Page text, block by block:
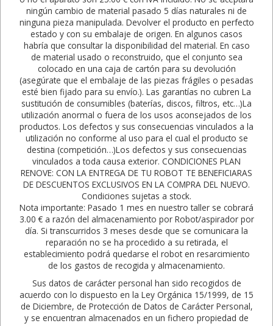
ningún cambio de material pasado 5 días naturales ni de
ninguna pieza manipulada. Devolver el producto en perfecto
estado y con su embalaje de origen. En algunos casos
habría que consultar la disponibilidad del material. En caso
de material usado o reconstruido, que el conjunto sea
colocado en una caja de cartón para su devolución
(asegúrate que el embalaje de las piezas frágiles o pesadas
esté bien fijado para su envío.). Las garantías no cubren La
sustitución de consumibles (baterías, discos, filtros, etc…)La
utilización anormal o fuera de los usos aconsejados de los
productos. Los defectos y sus consecuencias vinculados a la
utilización no conforme al uso para el cual el producto se
destina (competición…)Los defectos y sus consecuencias
vinculados a toda causa exterior. CONDICIONES PLAN
RENOVE: CON LA ENTREGA DE TU ROBOT TE BENEFICIARAS
DE DESCUENTOS EXCLUSIVOS EN LA COMPRA DEL NUEVO.
Condiciones sujetas a stock.
Nota importante: Pasado 1 mes en nuestro taller se cobrará
3.00 € a razón del almacenamiento por Robot/aspirador por
día. Si transcurridos 3 meses desde que se comunicara la
reparación no se ha procedido a su retirada, el
establecimiento podrá quedarse el robot en resarcimiento
de los gastos de recogida y almacenamiento.
Sus datos de carácter personal han sido recogidos de
acuerdo con lo dispuesto en la Ley Orgánica 15/1999, de 15
de Diciembre, de Protección de Datos de Carácter Personal,
y se encuentran almacenados en un fichero propiedad de